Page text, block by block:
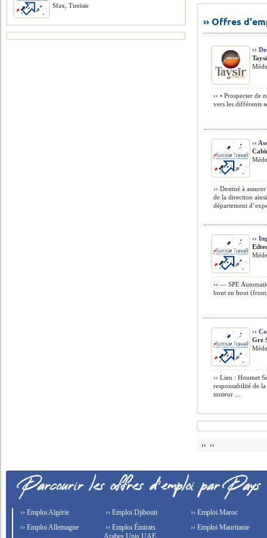
›› Offres
››
›› • Prospecter de
vers les différents
››
›› Destiné à
de la direction
département
››
›› — SPE
bout en bout
››
Grz
›› Lieu : Houmet
responsabilité de
moteur ...
›› ››
Sfax, Tunisie
›› Emploi Algérie
›› Emploi Allemagne
›› Emploi Djibouti
›› Emploi Émirats
Arabes Unis UAE
›› Emploi Maroc
›› Emploi Mauritanie